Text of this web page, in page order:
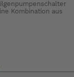
Kombination aus